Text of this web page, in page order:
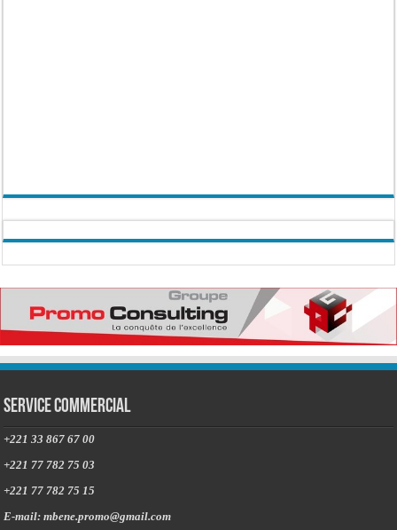
Service commercial
+221 33 867 67 00
+221 77 782 75 03
+221 77 782 75 15
E-mail: mbene.promo@gmail.com